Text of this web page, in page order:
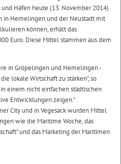
Häfen heute (13. November 2014)
in Hemelingen und der Neustadt mit
können, erhält das
Euro. Diese Mittel stammen aus dem
in Gröpelingen und Hemelingen -
lokale Wirtschaft zu stärken", so
einem nicht einfachen städtischen
Entwicklungen zeigen."
City und in Vegesack wurden Mittel
wie die Maritime Woche, das
und das Marketing der Maritimen